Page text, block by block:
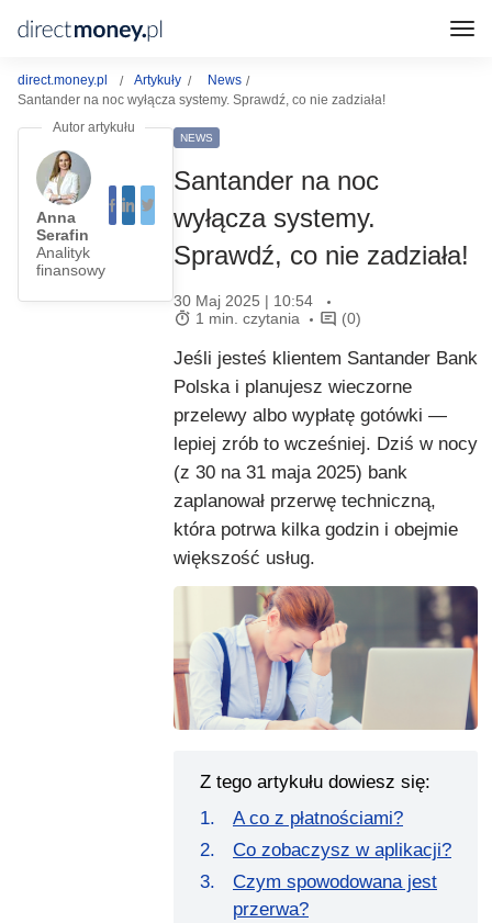
direct.money.pl Artykuły
News
Santander na noc wyłącza systemy. Sprawdź, co nie zadziała!
Anna
Serafin
Analityk
finansowy
NEWS
Santander na noc
wyłącza systemy.
Sprawdź, co nie zadziała!
30 Maj 2025 | 10:54
1 min. czytania
(0)
Jeśli jesteś klientem Santander Bank
Polska i planujesz wieczorne
przelewy albo wypłatę gotówki —
lepiej zrób to wcześniej. Dziś w nocy
(z 30 na 31 maja 2025) bank
zaplanował przerwę techniczną,
która potrwa kilka godzin i obejmie
większość usług.
Z tego artykułu dowiesz się:
A co z płatnościami?
Co zobaczysz w aplikacji?
Czym spowodowana jest
przerwa?